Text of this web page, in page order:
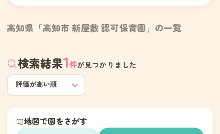
高知県「高知市 新屋敷 認可保育園」の一覧
検索結果1件が見つかりました
地図で園をさがす